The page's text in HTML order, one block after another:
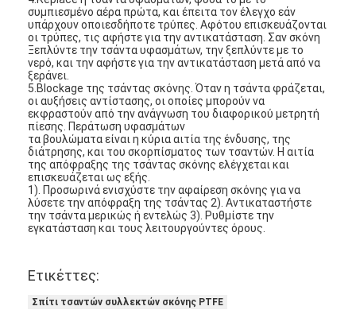
φίλτρα εξαγνιστών αέρα
Φίλτρο τσαντών αργιλίου
Φίλτρο τσαντών σκόνης
Origami που διπλώνει τη μηχανή
υπερηχητική ράβοντας μηχανή
φίλτρο αέρα Μηχανή κατασκευής πλαισίων
συμπιεσμένο αέρα πρώτα, και έπειτα τον έλεγχο εάν
υπάρχουν οποιεσδήποτε τρύπες. Αφότου επισκευάζονται
οι τρύπες, τις αφήστε για την αντικατάσταση. Σαν σκόνη
Ξεπλύντε την τσάντα υφασμάτων, την ξεπλύντε με το
νερό, και την αφήστε για την αντικατάσταση μετά από να
ξεράνει.
5.Blockage της τσάντας σκόνης. Όταν η τσάντα φράζεται,
οι αυξήσεις αντίστασης, οι οποίες μπορούν να
εκφραστούν από την ανάγνωση του διαφορικού μετρητή
πίεσης. Περάτωση υφασμάτων
τα βουλώματα είναι η κύρια αιτία της ένδυσης, της
διάτρησης, και του σκορπίσματος των τσαντών. Η αιτία
της απόφραξης της τσάντας σκόνης ελέγχεται και
επισκευάζεται ως εξής.
1). Προσωρινά ενισχύστε την αφαίρεση σκόνης για να
λύσετε την απόφραξη της τσάντας 2). Αντικαταστήστε
την τσάντα μερικώς ή εντελώς 3). Ρυθμίστε την
εγκατάσταση και τους λειτουργούντες όρους.
Ετικέττες:
Σπίτι τσαντών συλλεκτών σκόνης PTFE